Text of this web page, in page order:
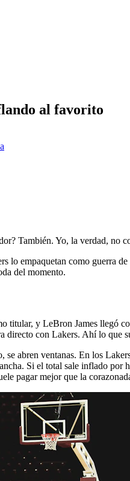
al favorito
También. Yo, la verdad, no
lo empaquetan como guerra
del momento.
y LeBron James llegó
con Lakers. Ahí lo que
abren ventanas. En los
Si el total sale inflado
pagar mejor que la